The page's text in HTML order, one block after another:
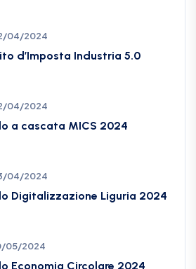
04/2024
d’Imposta Industria 5.0
04/2024
a cascata MICS 2024
04/2024
Digitalizzazione Liguria 2024
05/2024
Economia Circolare 2024